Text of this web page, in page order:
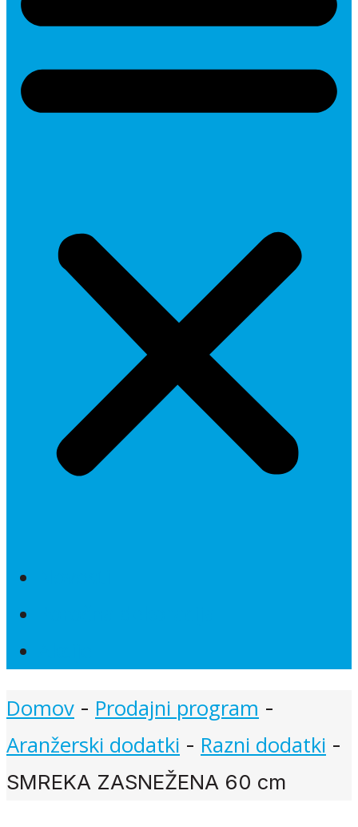
Domov - Prodajni program -
Aranžerski dodatki - Razni dodatki -
SMREKA ZASNEŽENA 60 cm